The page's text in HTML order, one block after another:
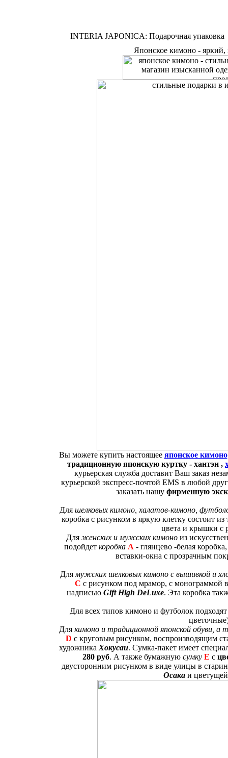
INTERIA JAPONICA: Подарочная упаковка
Японское кимоно -
Вы можете купить настоящее японское кимоно
традиционную японскую куртку - хантэн ,
курьерская служба доставит Ваш заказ
курьерской экспресс-почтой EMS в любой
заказать нашу фирменную
Для шелковых кимоно, халатов-кимоно,
коробка с рисунком в яркую клетку состоит из
цвета и крышки с
Для женских и мужских кимоноиз
подойдет коробка А - глянцево -белая
вставки-окна с прозрачным
Для мужских шелковых кимоно с вышивкой и
C с рисунком под мрамор, с монограммой
надписью Gift High DeLuxe. Эта коробка
Для всех типов кимоно и футболок
Для кимоно и традиционной японской обуви, а
D с круговым рисунком, воспроизводящим
художника Хокусаи. Сумка-пакет имеет
280 руб. А также бумажную сумку E с
двусторонним рисунком в виде улицы в
Осака и